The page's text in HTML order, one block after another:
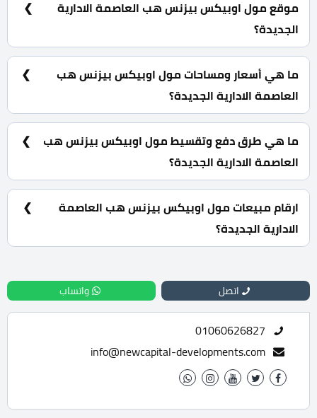
موقع مول اوبيكس بيزنس هب العاصمة الادارية
الجديدة؟
مول اوبيكس بيزنس هب العاصمة الادارية الجديدة يقع بقلب
الحي المالي بجانب القوة الاقتصادية على المحور المركزي
مباشرة.
ما هي أسعار ومساحات مول اوبيكس بيزنس هب
العاصمة الادارية الجديدة؟
مكاتب ادارية بمساحات تبدأ من 40 متر مربع كما يبدأ سعرها
من 5,717,250 جنية.
ما هي طرق دفع وتقسيط مول اوبيكس بيزنس هب
العاصمة الادارية الجديدة؟
10% مقدم حجز و أيضا تقسيط الباقي من المبلغ على 7
سنوات أقساط متساوية.
ارقام مبيعات مول اوبيكس بيزنس هب العاصمة
الادارية الجديدة؟
للحجز والاستفسار تواصل معنا الان : 01060626827
اتصل واتساب
01060626827
info@newcapital-developments.com